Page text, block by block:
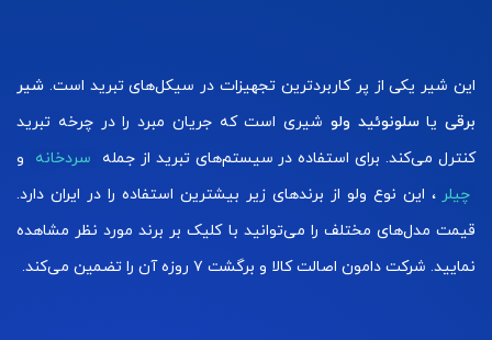
این شیر یکی از پر کاربردترین تجهیزات در سیکل‌های تبرید است. شیر
برقی یاسلونوئید ولو شیری است که جریان مبرد را در چرخه تبرید
کنترل می‌کند. برای استفاده در سیستم‌های تبرید از جمله
سردخانه
و
چیلر ، این نوع ولو از برندهای زیر بیشترین استفاده را در ایران دارد.
قیمت مدل‌های مختلف را می‌توانید با کلیک بر برند مورد نظر مشاهده
نمایید. شرکت دامون اصالت کالا و برگشت ۷ روزه آن را تضمین می‌کند.